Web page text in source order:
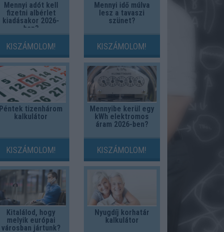
Mennyi adót kell
fizetni albérlet
kiadásakor 2026-
ban?
KISZÁMOLOM!
Mennyi idő múlva
lesz a tavaszi
szünet?
KISZÁMOLOM!
Péntek tizenhárom
kalkulátor
KISZÁMOLOM!
Mennyibe kerül egy
kWh elektromos
áram 2026-ben?
KISZÁMOLOM!
Kitalálod, hogy
melyik európai
városban jártunk?
Nyugdíj korhatár
kalkulátor